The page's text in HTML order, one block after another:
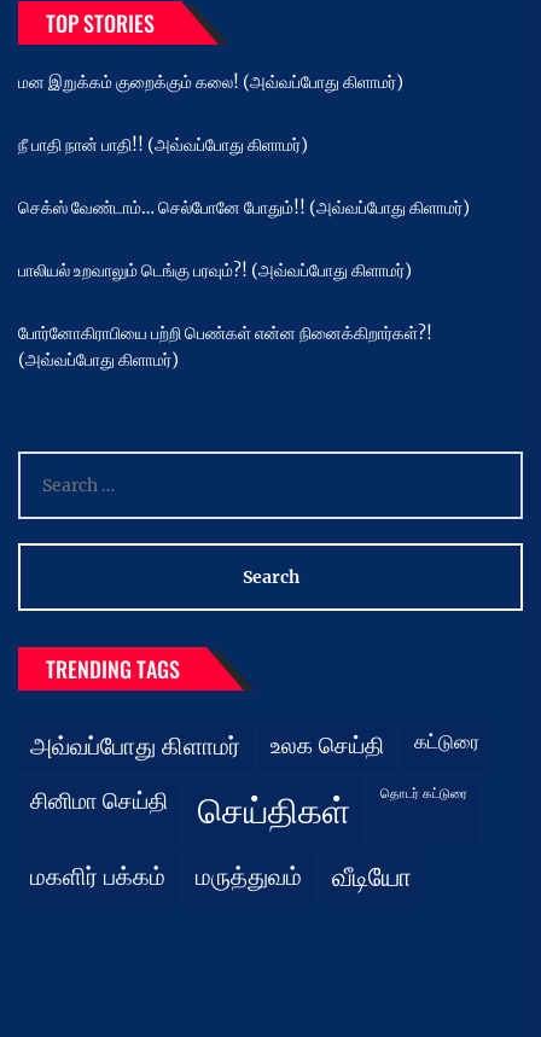
TOP STORIES
மன இறுக்கம் குறைக்கும் கலை! (அவ்வப்போது கிளாமர்)
நீ பாதி நான் பாதி!! (அவ்வப்போது கிளாமர்)
செக்ஸ் வேண்டாம்… செல்போனே போதும்!! (அவ்வப்போது கிளாமர்)
பாலியல் உறவாலும் டெங்கு பரவும்?! (அவ்வப்போது கிளாமர்)
போர்னோகிராபியை பற்றி பெண்கள் என்ன நினைக்கிறார்கள்?!
(அவ்வப்போது கிளாமர்)
for:
TRENDING TAGS
அவ்வப்போது கிளாமர் உலக செய்தி கட்டுரை
சினிமா செய்தி செய்திகள் தொடர் கட்டுரை
மகளிர் பக்கம் மருத்துவம் வீடியோ